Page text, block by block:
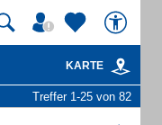
KARTE
Treffer 1-25 von 82